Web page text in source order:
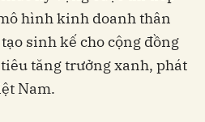
hình kinh doanh thân
sinh kế cho cộng đồng
tăng trưởng xanh, phát
Nam.